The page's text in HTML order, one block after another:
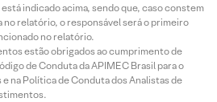
indicado acima, sendo que, caso constem
no relatório, o responsável será o primeiro
no relatório.
estão obrigados ao cumprimento de
de Conduta da APIMEC Brasil para o
na Política de Conduta dos Analistas de